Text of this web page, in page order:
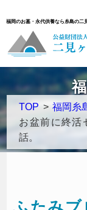
福岡のお墓・永代供養なら糸島の二
TOP > 福岡糸
お盆前に終活
話。